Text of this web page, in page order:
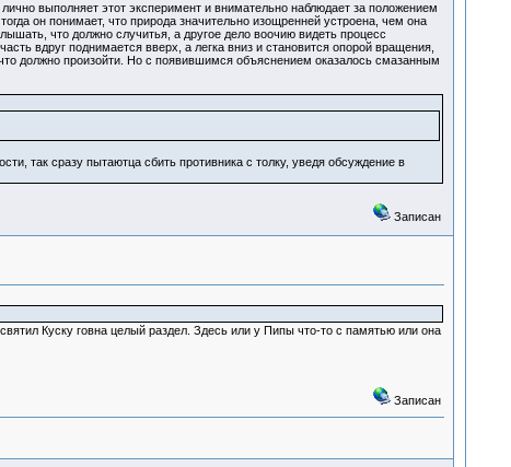
выполняет этот эксперимент и внимательно наблюдает за положением
он понимает, что природа значительно изощренней устроена, чем она
что должно случитья, а другое дело воочию видеть процесс
вдруг поднимается вверх, а легка вниз и становится опорой вращения,
должно произойти. Но с появившимся объяснением оказалось смазанным
так сразу пытаютца сбить противника с толку, уведя обсуждение в
Записан
Куску говна целый раздел. Здесь или у Пипы что-то с памятью или она
Записан